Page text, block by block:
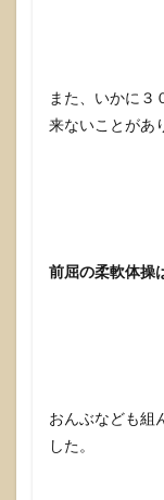
また、いかに３
来ないことがあ
前屈の柔軟体操
おんぶなども組
した。